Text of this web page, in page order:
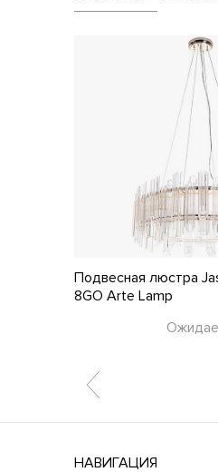
Подвесная люстра
8GO Arte Lamp
НАВИГАЦИЯ